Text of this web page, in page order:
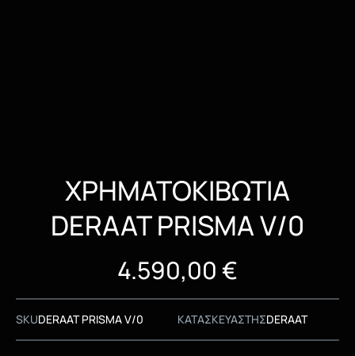
ΧΡΗΜΑΤΟΚΙΒΩΤΙΑ
DERAAT PRISMA V/0
4.590,00 €
SKUDERAAT PRISMA V/0 ΚΑΤΑΣΚΕΥΑΣΤΗΣDERAAT